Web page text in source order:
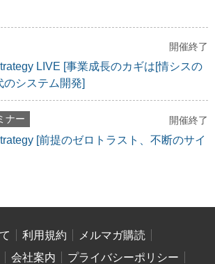
開催終了
LIVE [事業成長のカギは[情シスの
のシステム開発]
ナー 開催終了
[前提のゼロトラスト、不断のサイ
利用規約
メルマガ購読
会社案内
プライバシーポリシー